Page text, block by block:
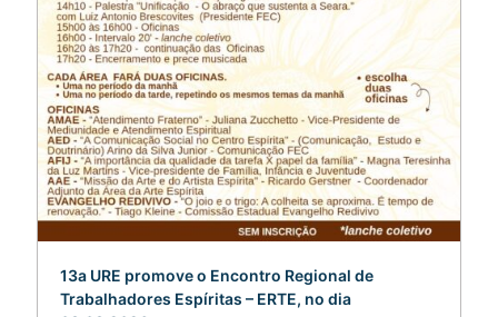
13a URE promove o Encontro Regional de
Trabalhadores Espíritas – ERTE, no dia